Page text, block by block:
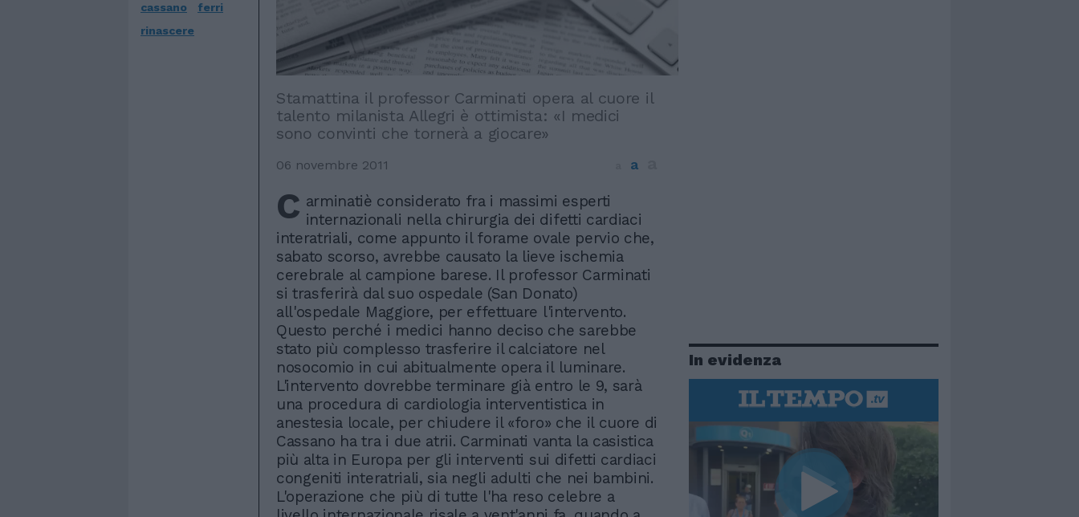
cassano
ferri
rinascere
Stamattina il professor Carminati opera al cuore il
talento milanista Allegri è ottimista: «I medici
sono convinti che tornerà a giocare»
06 novembre 2011 a
C arminatiè considerato fra i massimi esperti
internazionali nella chirurgia dei difetti cardiaci
interatriali, come appunto il forame ovale pervio che,
sabato scorso, avrebbe causato la lieve ischemia
cerebrale al campione barese. Il professor Carminati
si trasferirà dal suo ospedale (San Donato)
all'ospedale Maggiore, per effettuare l'intervento.
Questo perché i medici hanno deciso che sarebbe
stato più complesso trasferire il calciatore nel
nosocomio in cui abitualmente opera il luminare.
L'intervento dovrebbe terminare già entro le 9, sarà
una procedura di cardiologia interventistica in
anestesia locale, per chiudere il «foro» che il cuore di
Cassano ha tra i due atrii. Carminati vanta la casistica
più alta in Europa per gli interventi sui difetti cardiaci
congeniti interatriali, sia negli adulti che nei bambini.
L'operazione che più di tutte l'ha reso celebre a
In evidenza